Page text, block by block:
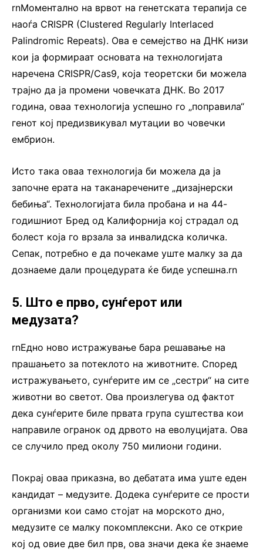
rnМоментално на врвот на генетската терапија се
наоѓа CRISPR (Clustered Regularly Interlaced
Palindromic Repeats). Ова е семејство на ДНК низи
кои ја формираат основата на технологијата
наречена CRISPR/Cas9, која теоретски би можела
трајно да ја промени човечката ДНК. Во 2017
година, оваа технологија успешно го „поправила“
генот кој предизвикувал мутации во човечки
ембрион.
Исто така оваа технологија би можела да ја
започне ерата на таканаречените „дизајнерски
бебиња“. Технологијата била пробана и на 44-
годишниот Бред од Калифорнија кој страдал од
болест која го врзала за инвалидска количка.
Сепак, потребно е да почекаме уште малку за да
дознаеме дали процедурата ќе биде успешна.rn
5. Што е прво, сунѓерот или
медузата?
rnЕдно ново истражување бара решавање на
прашањето за потеклото на животните. Според
истражувањето, сунѓерите им се „сестри“ на сите
животни во светот. Ова произлегува од фактот
дека сунѓерите биле првата група суштества кои
направиле огранок од дрвото на еволуцијата. Ова
се случило пред околу 750 милиони години.
Покрај оваа приказна, во дебатата има уште еден
кандидат – медузите. Додека сунѓерите се прости
организми кои само стојат на морското дно,
медузите се малку покомплексни. Ако се открие
кој од овие две бил прв, ова значи дека ќе знаеме